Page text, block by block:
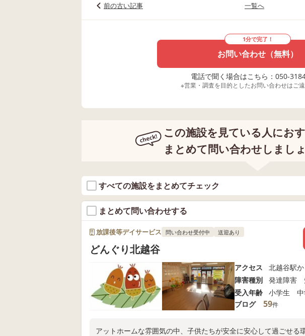
前の古い記事 一覧へ
1分で完了！
お問い合わせ（無料）
電話で聞く場合はこちら：050-
※営業・調査を目的としたお問い合わせはご
この施設を見ている人にお
まとめて問い合わせしまし
すべての施設をまとめてチェック
まとめて問い合わせする
放課後等デイサービス 問い合わせ受付中 送迎あり
どんぐり北越谷
アクセス
北越谷駅
障害種別
発達障害
受入年齢
小学生
ブログ
59件
アットホームな雰囲気の中、子供たちが安全に安心して過ごせる